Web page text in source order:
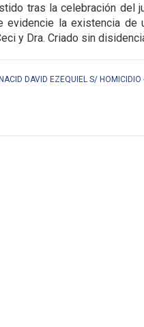
tras la celebración del
evidencie laexistencia de
y Dra. Criado sin
DAVID EZEQUIEL S/ HOMICIDIO